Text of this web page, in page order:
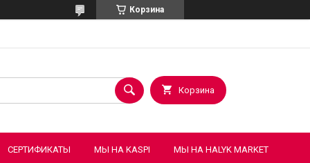
Корзина
Корзина
СЕРТИФИКАТЫ МЫ НА KASPI МЫ НА HALYK MARKET